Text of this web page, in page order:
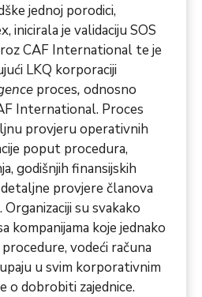
jednoj porodici,
inicirala je validaciju SOS
CAF International te je
LKQ korporaciji
proces, odnosno
International. Proces
provjeru operativnih
poput procedura,
godišnjih finansijskih
detaljne provjere članova
su svakako
kompanijama koje jednako
vodeći računa
u svim korporativnim
o dobrobiti zajednice.